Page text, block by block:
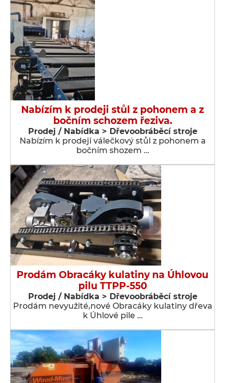
Nabízím k prodeji stůl z pohonem a z
bočním schozem řeziva.
Prodej / Nabídka > Dřevoobráběcí stroje
Nabízím k prodeji válečkový stůl z pohonem a
bočním shozem …
Prodám Obracáky kulatiny na Úhlovou
pilu TTPP-550
Prodej / Nabídka > Dřevoobráběcí stroje
Prodám nevyužité,nové Obracáky kulatiny dřeva
k Úhlové pile …